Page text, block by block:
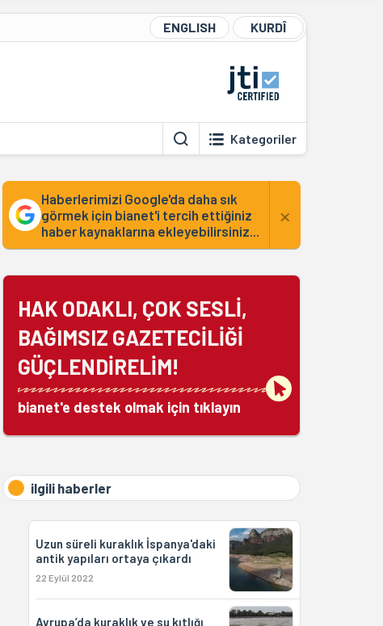
ENGLISH KURDÎ
Kategoriler
Haberlerimizi Google'da daha sık
görmek için bianet'i tercih ettiğiniz
haber kaynaklarına ekleyebilirsiniz...
×
HAK ODAKLI, ÇOK SESLİ,
BAĞIMSIZ GAZETECİLİĞİ
GÜÇLENDİRELİM!
bianet'e destek olmak için tıklayın
ilgili haberler
Uzun süreli kuraklık İspanya'daki
antik yapıları ortaya çıkardı
22 Eylül 2022
Avrupa’da kuraklık ve su kıtlığı